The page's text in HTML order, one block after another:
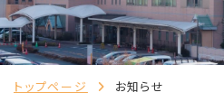
トップページ お知らせ